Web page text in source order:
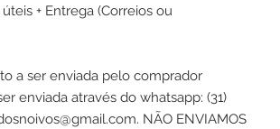
úteis + Entrega (Correios ou
a ser enviada pelo comprador
enviada através do whatsapp: (31)
NÃO ENVIAMOS